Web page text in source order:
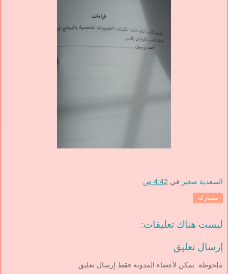
السعدية صغير في 4:42 ص
مشاركة
ليست هناك تعليقات:
إرسال تعليق
ملحوظة: يمكن لأعضاء المدونة فقط إرسال تعليق.